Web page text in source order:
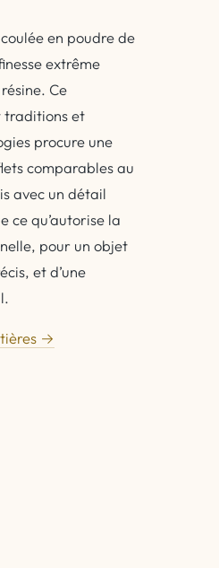
en poudre de
extrême
Ce
traditions et
procure une
comparables au
avec un détail
ce qu’autorise la
pour un objet
et d’une
→